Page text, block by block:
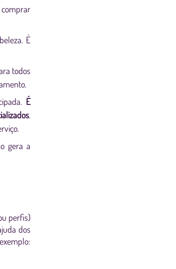
É
todos
É
.
gera a
perfis)
dos